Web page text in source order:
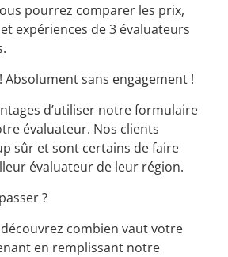
pourrez comparer les prix,
expériences de 3 évaluateurs
Absolument sans engagement !
d’utiliser notre formulaire
évaluateur. Nos clients
sûr et sont certains de faire
évaluateur de leur région.
?
combien vaut votre
en remplissant notre